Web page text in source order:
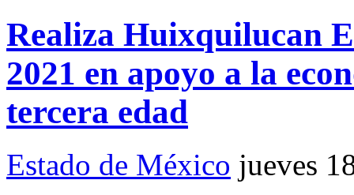
Realiza Huixquilucan
2021 en apoyo a la
tercera edad
Estado de México jueves